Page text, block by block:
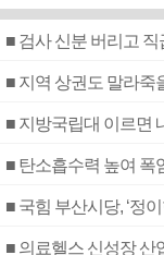
■ 지역 상권도 말라
■ 지방국립대 이르면
■ 탄소흡수력 높여
■ 의료헬스 신성장